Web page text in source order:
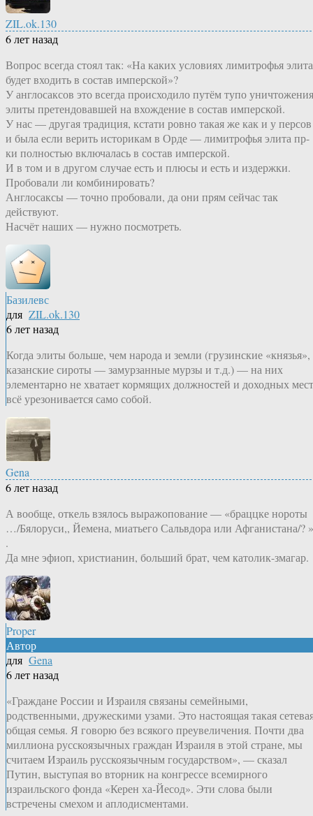
ZIL.ok.130
6 лет назад
Вопрос всегда стоял так: «На каких условиях лимитрофья элита
будет входить в состав имперской»?
У англосаксов это всегда происходило путём тупо уничтожения
элиты претендовавшей на вхождение в состав имперской.
У нас — другая традиция, кстати ровно такая же как и у персов
и была если верить историкам в Орде — лимитрофья элита пр-
ки полностью включалась в состав имперской.
И в том и в другом случае есть и плюсы и есть и издержки.
Пробовали ли комбинировать?
Англосаксы — точно пробовали, да они прям сейчас так
действуют.
Насчёт наших — нужно посмотреть.
Базилевс
для ZIL.ok.130
6 лет назад
Когда элиты больше, чем народа и земли (грузинские «князья»,
казанские сироты — замурзанные мурзы и т.д.) — на них
элементарно не хватает кормящих должностей и доходных
всё урезонивается само собой.
Gena
6 лет назад
А вообще, откель взялось выражопование — «браццке нороты
…/Бялоруси,, Йемена, миатьего Сальвдора или Афганистана/? »
.
Да мне эфиоп, христианин, больший брат, чем католик-змагар.
Proper
Автор
для Gena
6 лет назад
«Граждане России и Израиля связаны семейными,
родственными, дружескими узами. Это настоящая такая
общая семья. Я говорю без всякого преувеличения. Почти два
миллиона русскоязычных граждан Израиля в этой стране, мы
считаем Израиль русскоязычным государством», — сказал
Путин, выступая во вторник на конгрессе всемирного
израильского фонда «Керен ха-Йесод». Эти слова были
встречены смехом и аплодисментами.